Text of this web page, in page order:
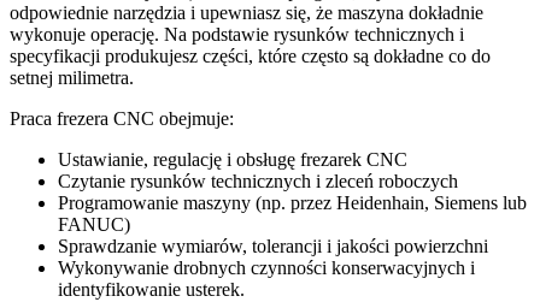
odpowiednie narzędzia i upewniasz się, że maszyna dokładnie
wykonuje operację. Na podstawie rysunków technicznych i
specyfikacji produkujesz części, które często są dokładne co do
setnej milimetra.
Praca frezera CNC obejmuje:
Ustawianie, regulację i obsługę frezarek CNC
Czytanie rysunków technicznych i zleceń roboczych
Programowanie maszyny (np. przez Heidenhain, Siemens lub
FANUC)
Sprawdzanie wymiarów, tolerancji i jakości powierzchni
Wykonywanie drobnych czynności konserwacyjnych i
identyfikowanie usterek.